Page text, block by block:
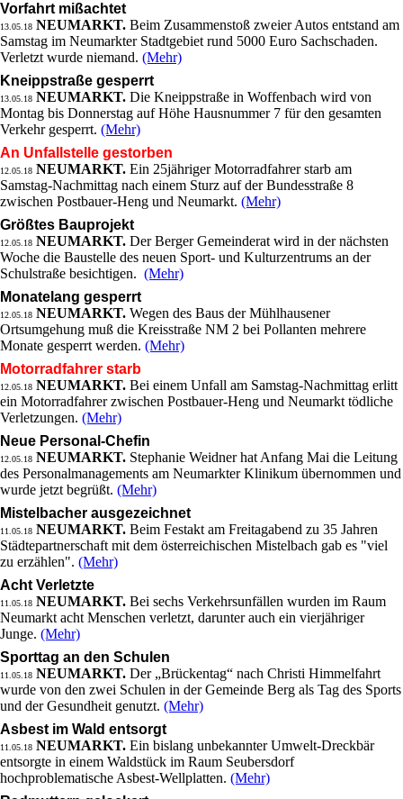
Vorfahrt mißachtet
13.05.18 NEUMARKT. Beim Zusammenstoß zweier Autos entstand am
Samstag im Neumarkter Stadtgebiet rund 5000 Euro Sachschaden.
Verletzt wurde niemand. (Mehr)
Kneippstraße gesperrt
13.05.18 NEUMARKT. Die Kneippstraße in Woffenbach wird von
Montag bis Donnerstag auf Höhe Hausnummer 7 für den gesamten
Verkehr gesperrt. (Mehr)
An Unfallstelle gestorben
12.05.18 NEUMARKT. Ein 25jähriger Motorradfahrer starb am
Samstag-Nachmittag nach einem Sturz auf der Bundesstraße 8
zwischen Postbauer-Heng und Neumarkt. (Mehr)
Größtes Bauprojekt
12.05.18 NEUMARKT. Der Berger Gemeinderat wird in der nächsten
Woche die Baustelle des neuen Sport- und Kulturzentrums an der
Schulstraße besichtigen. (Mehr)
Monatelang gesperrt
12.05.18 NEUMARKT. Wegen des Baus der Mühlhausener
Ortsumgehung muß die Kreisstraße NM 2 bei Pollanten mehrere
Monate gesperrt werden. (Mehr)
Motorradfahrer starb
12.05.18 NEUMARKT. Bei einem Unfall am Samstag-Nachmittag erlitt
ein Motorradfahrer zwischen Postbauer-Heng und Neumarkt tödliche
Verletzungen. (Mehr)
Neue Personal-Chefin
12.05.18 NEUMARKT. Stephanie Weidner hat Anfang Mai die Leitung
des Personalmanagements am Neumarkter Klinikum übernommen und
wurde jetzt begrüßt. (Mehr)
Mistelbacher ausgezeichnet
11.05.18 NEUMARKT. Beim Festakt am Freitagabend zu 35 Jahren
Städtepartnerschaft mit dem österreichischen Mistelbach gab es "viel
zu erzählen". (Mehr)
Acht Verletzte
11.05.18 NEUMARKT. Bei sechs Verkehrsunfällen wurden im Raum
Neumarkt acht Menschen verletzt, darunter auch ein vierjähriger
Junge. (Mehr)
Sporttag an den Schulen
11.05.18 NEUMARKT. Der „Brückentag“ nach Christi Himmelfahrt
wurde von den zwei Schulen in der Gemeinde Berg als Tag des Sports
und der Gesundheit genutzt. (Mehr)
Asbest im Wald entsorgt
11.05.18 NEUMARKT. Ein bislang unbekannter Umwelt-Dreckbär
entsorgte in einem Waldstück im Raum Seubersdorf
hochproblematische Asbest-Wellplatten. (Mehr)